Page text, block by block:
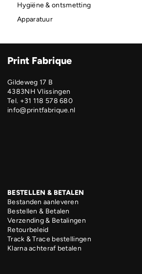
Hygiëne & ontsmetting
Apparatuur
Print Fabrique
Gildeweg 17 B
4383NH Vlissingen
Tel. +31 118 578 680
info@printfabrique.nl
BESTELLEN & BETALEN
Bestanden aanleveren
Bestellen & Betalen
Verzending & Betalingen
Retourbeleid
Track & Trace bestellingen
Klarna achteraf betalen